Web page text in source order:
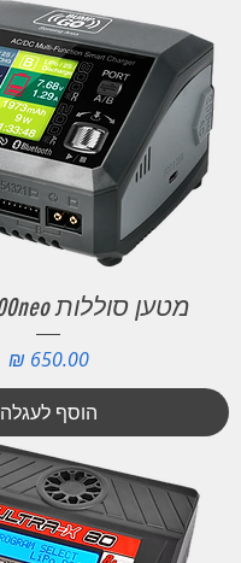
מטען סוללות SKYRC D200neo
מחיר‏650.00 ‏₪
הוסף לעגלה